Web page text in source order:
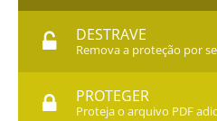
DESTRAVE
Remova a proteção por
PROTEGER
Proteja o arquivo PDF